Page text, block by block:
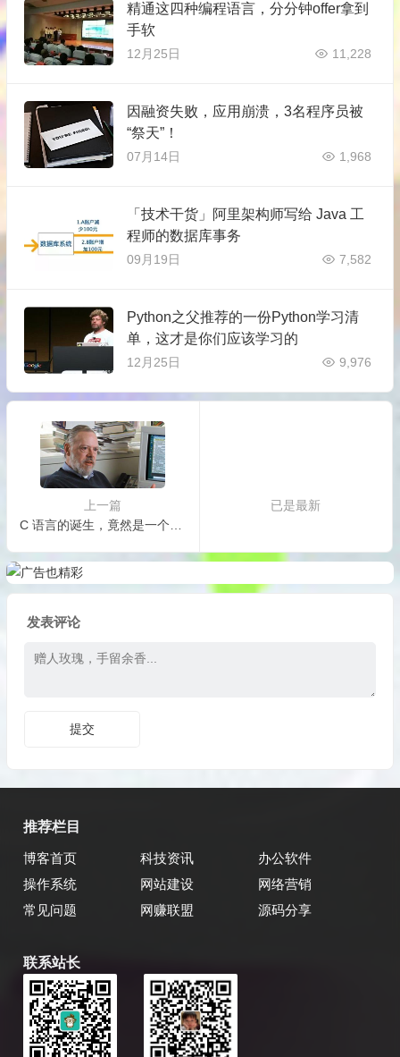
精通这四种编程语言，分分钟offer拿到
手软
12月25日 11,228
因融资失败，应用崩溃，3名程序员被
“祭天”！
07月14日 1,968
「技术干货」阿里架构师写给 Java 工
程师的数据库事务
09月19日 7,582
Python之父推荐的一份Python学习清
单，这才是你们应该学习的
12月25日 9,976
上一篇
C 语言的诞生，竟然是一个失败的项目？
已是最新
发表评论
推荐栏目
博客首页 科技资讯
办公软件
操作系统
网站建设
网络营销
常见问题
网赚联盟 源码分享
联系站长